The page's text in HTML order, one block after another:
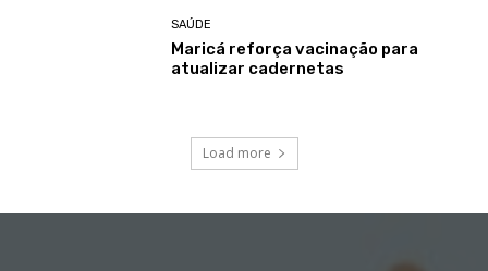
SAÚDE
Maricá reforça vacinação para
atualizar cadernetas
Load more